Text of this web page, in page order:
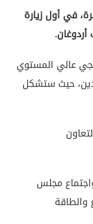
في أول زيارة
عالي المستوي
حيث ستشكل
مجلس
الدفاع والطاقة